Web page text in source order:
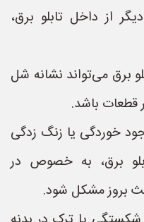
از داخل تابلو برق،
برق می‌تواند نشانه شل
قطعات باشد.
خوردگی یا زنگ زدگی
برق، به خصوص در
بروز مشکل شود.